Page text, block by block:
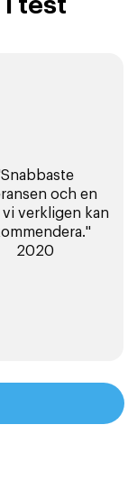
i test
och en
verkligen kan
2020